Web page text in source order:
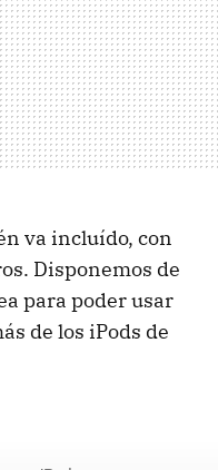
va incluído, con
Disponemos de
para poder usar
de los iPods de